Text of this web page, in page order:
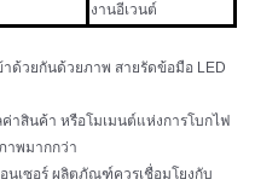
งานอีเวนต์
ด้วยกันด้วยภาพ สายรัดข้อมือ LED
สินค้า หรือโมเมนต์แห่งการโบกไฟ
าพมากกว่า
นเซอร์ ผลิตภัณฑ์ควรเชื่อมโยงกับ